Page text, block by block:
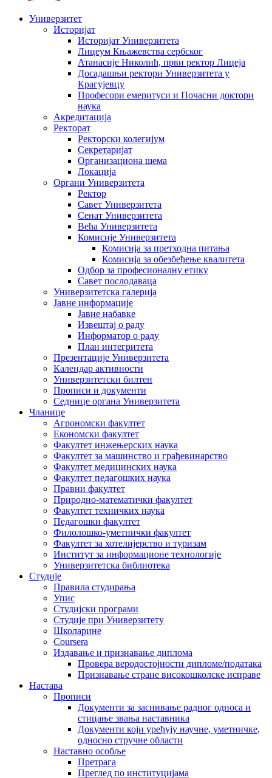
Универзитет
Историјат
Историјат Универзитета
Лицеум Књажевства сербског
Атанасије Николић, први ректор Лицеја
Досадашњи ректори Универзитета у
Крагујевцу
Професори емеритуси и Почасни доктори
наука
Акредитација
Ректорат
Ректорски колегијум
Секретаријат
Организациона шема
Локација
Органи Универзитета
Ректор
Савет Универзитета
Сенат Универзитета
Већа Универзитета
Комисије Универзитета
Комисија за претходна питања
Комисија за обезбеђење квалитета
Одбор за професионалну етику
Савет послодаваца
Универзитетска галерија
Јавне информације
Јавне набавке
Извештај о раду
Информатор о раду
План интегритета
Презентације Универзитета
Календар активности
Универзитетски билтен
Прописи и документи
Седнице органа Универзитета
Чланице
Агрономски факултет
Економски факултет
Факултет инжењерских наука
Факултет за машинство и грађевинарство
Факултет медицинских наука
Факултет педагошких наука
Правни факултет
Природно-математички факултет
Факултет техничких наука
Педагошки факултет
Филолошко-уметнички факултет
Факултет за хотелијерство и туризам
Институт за информационе технологије
Универзитетска библиотека
Студије
Правила студирања
Упис
Студијски програми
Студије при Универзитету
Школарине
Coursera
Издавање и признавање диплома
Провера веродостојности дипломе/података
Признавање стране високошколске исправе
Настава
Прописи
Документи за заснивање радног односа и
стицање звања наставника
Документи који уређују научне, уметничке,
односно стручне области
Наставно особље
Претрага
Преглед по институцијама